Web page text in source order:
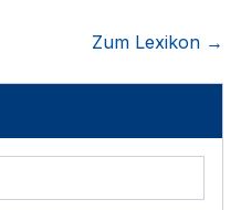
Zum Lexikon →